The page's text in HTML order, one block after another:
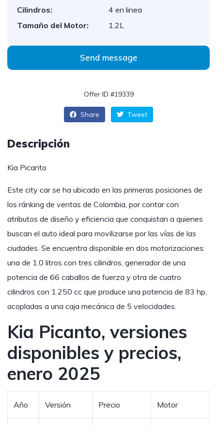
Cilindros:
4 en linea
Tamaño del Motor:
1.2L
Send message
Offer ID #19339
Share Tweet
Descripción
Kia Picanto
Este city car se ha ubicado en las primeras posiciones de
los ránking de ventas de Colombia, por contar con
atributos de diseño y eficiencia que conquistan a quienes
buscan el auto ideal para movilizarse por las vías de las
ciudades. Se encuentra disponible en dos motorizaciones:
una de 1.0 litros con tres cilindros, generador de una
potencia de 66 caballos de fuerza y otra de cuatro
cilindros con 1.250 cc que produce una potencia de 83 hp,
acopladas a una caja mecánica de 5 velocidades.
Kia Picanto, versiones
disponibles y precios,
enero 2025
Año Versión Precio Motor